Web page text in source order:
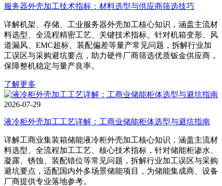
服务器外壳加工技术指标：材料选型与供应商筛选技巧
详解机架、存储、工业服务器外壳加工核心知识，涵盖主流材
料选型、全流程精密工艺、关键技术指标。针对机箱变形、风
道漏风、EMC超标、装配偏差等量产常见问题，拆解行业加
工误区与采购避坑要点，助力硬件厂商筛选优质钣金供应商，
保障整机稳定与量产良率。
了解更多
2026-07-29
液冷柜外壳加工工艺详解：工商业储能柜体选型与避坑指南
详解工商业集装箱储能液冷柜外壳加工核心知识，涵盖主流材
料选型、全流程加工工艺、核心技术指标，针对储能柜渗水、
凝露、锈蚀、装配错位等常见问题，拆解行业加工误区与采购
避坑要点，适配国内外多场景储能项目，为储能集成商、设备
厂商提供专业落地参考。